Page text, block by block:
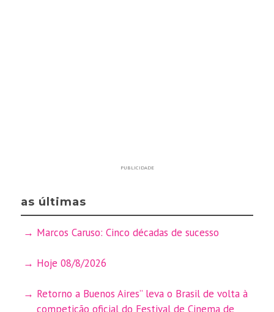
PUBLICIDADE
as últimas
Marcos Caruso: Cinco décadas de sucesso
Hoje 08/8/2026
Retorno a Buenos Aires” leva o Brasil de volta à
competição oficial do Festival de Cinema de